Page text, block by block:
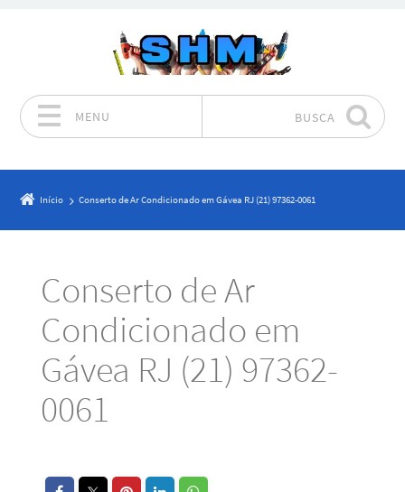
MENU BUSCA
Início Conserto de Ar Condicionado em Gávea RJ (21) 97362-0061
Conserto de Ar
Condicionado em
Gávea RJ (21) 97362-
0061